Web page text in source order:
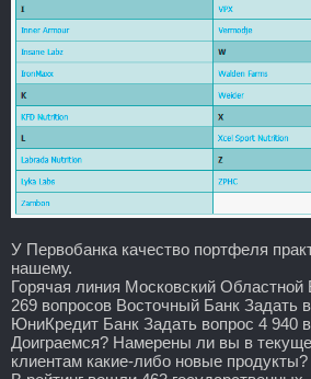
У Первобанка качество портфеля
нашему.
Горячая линия Московский Областной
269 вопросов Восточный Банк Задать
ЮниКредит Банк Задать вопрос 4 940
Доиграемся? Намерены ли вы в
клиентам какие-либо новые продукты?